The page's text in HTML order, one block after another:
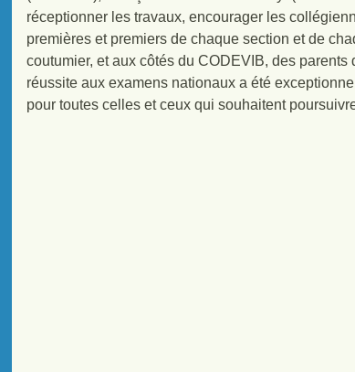
réceptionner les travaux, encourager les
premières et premiers de chaque section et de
coutumier, et aux côtés du CODEVIB, des
réussite aux examens nationaux a été
pour toutes celles et ceux qui souhaitent